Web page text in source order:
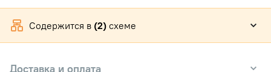
Содержится в (2) схеме
Доставка и оплата